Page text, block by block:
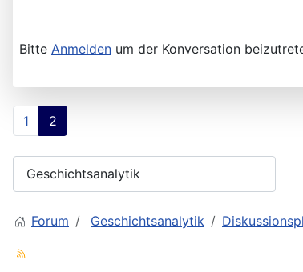
Bitte Anmelden um der Konversation
1 2
Forum Geschichtsanalytik